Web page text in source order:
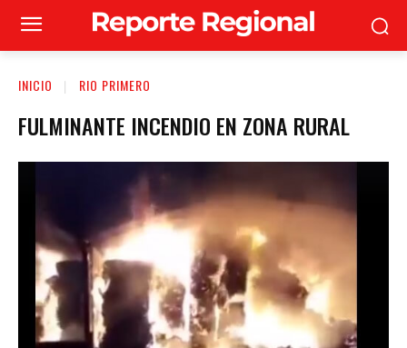
INICIO RIO PRIMERO
FULMINANTE INCENDIO EN ZONA RURAL